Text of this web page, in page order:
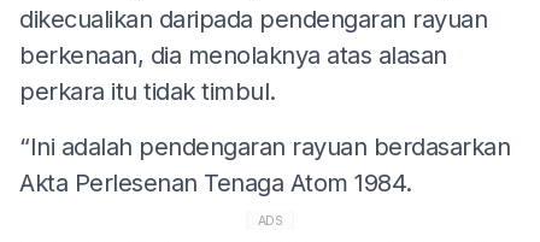
dikecualikan daripada pendengaran rayuan
berkenaan, dia menolaknya atas alasan
perkara itu tidak timbul.
“Ini adalah pendengaran rayuan berdasarkan
Akta Perlesenan Tenaga Atom 1984.
ADS